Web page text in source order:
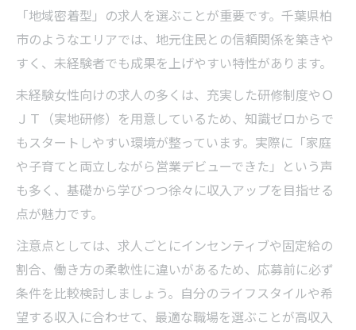
「地域密着型」の求人を選ぶことが重要です。千葉県柏
市のようなエリアでは、地元住民との信頼関係を築きや
すく、未経験者でも成果を上げやすい特性があります。
未経験女性向けの求人の多くは、充実した研修制度やＯ
ＪＴ（実地研修）を用意しているため、知識ゼロからで
もスタートしやすい環境が整っています。実際に「家庭
や子育てと両立しながら営業デビューできた」という声
も多く、基礎から学びつつ徐々に収入アップを目指せる
点が魅力です。
注意点としては、求人ごとにインセンティブや固定給の
割合、働き方の柔軟性に違いがあるため、応募前に必ず
条件を比較検討しましょう。自分のライフスタイルや希
望する収入に合わせて、最適な職場を選ぶことが高収入